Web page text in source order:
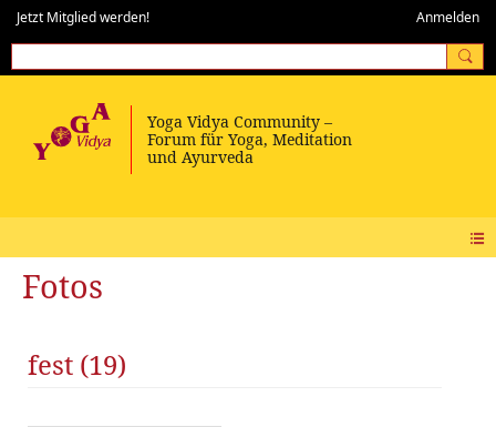
Jetzt Mitglied werden! Anmelden
Fotos
fest (19)